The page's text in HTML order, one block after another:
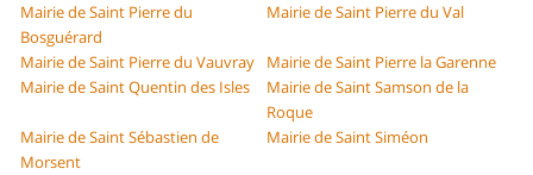
Mairie de Saint Pierre du
Bosguérard
Mairie de Saint Pierre du Val
Mairie de Saint Pierre du Vauvray
Mairie de Saint Pierre la Garenne
Mairie de Saint Quentin des Isles
Mairie de Saint Samson de la
Roque
Mairie de Saint Sébastien de
Morsent
Mairie de Saint Siméon